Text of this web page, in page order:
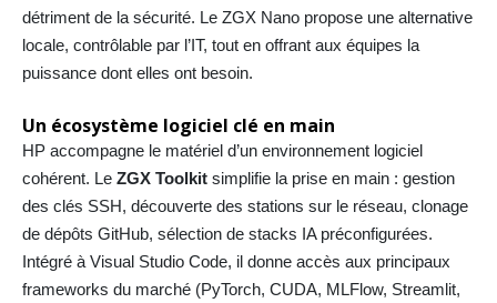
détriment de la sécurité. Le ZGX Nano propose une alternative
locale, contrôlable par l’IT, tout en offrant aux équipes la
puissance dont elles ont besoin.
Un écosystème logiciel clé en main
HP accompagne le matériel d’un environnement logiciel
cohérent. Le ZGX Toolkit simplifie la prise en main : gestion
des clés SSH, découverte des stations sur le réseau, clonage
de dépôts GitHub, sélection de stacks IA préconfigurées.
Intégré à Visual Studio Code, il donne accès aux principaux
frameworks du marché (PyTorch, CUDA, MLFlow, Streamlit,